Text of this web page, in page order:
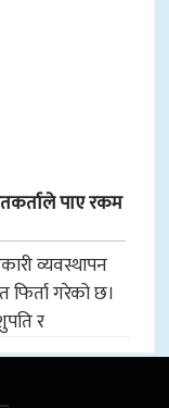
पाए रकम
व्यवस्थापन
गरेको छ।
र